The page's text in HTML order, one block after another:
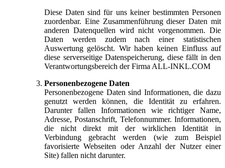
Diese Daten sind für uns keiner bestimmten Personen
zuordenbar. Eine Zusammenführung dieser Daten mit
anderen Datenquellen wird nicht vorgenommen. Die
Daten werden zudem nach einer statistischen
Auswertung gelöscht. Wir haben keinen Einfluss auf
diese serverseitige Datenspeicherung, diese fällt in den
Verantwortungsbereich der Firma ALL-INKL.COM
Personenbezogene Daten
Personenbezogene Daten sind Informationen, die dazu
genutzt werden können, die Identität zu erfahren.
Darunter fallen Informationen wie richtiger Name,
Adresse, Postanschrift, Telefonnummer. Informationen,
die nicht direkt mit der wirklichen Identität in
Verbindung gebracht werden (wie zum Beispiel
favorisierte Webseiten oder Anzahl der Nutzer einer
Site) fallen nicht darunter.